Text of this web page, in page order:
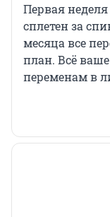
Первая
сплетен за
месяца все
план. Всё
переменам в